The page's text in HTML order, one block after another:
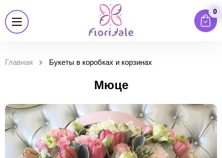
0
Главная Букеты в коробках и корзинах
Мюце